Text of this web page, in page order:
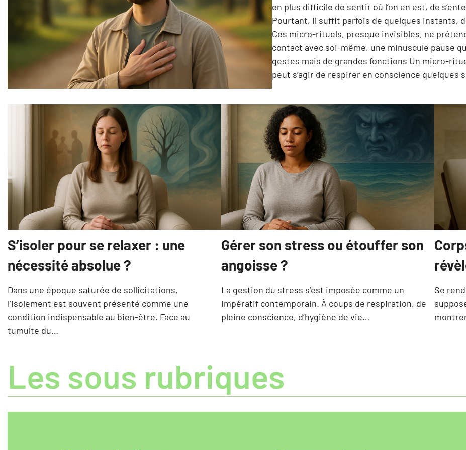
en plus difficile de sentir où l’on en est, de
Pourtant, il suffit parfois de quelques instants,
Ces micro-rituels, presque invisibles, ne
contact avec soi-même, une minuscule pause
gestes mais de grandes fonctions Un micro-
peut s’agir de respirer en conscience
S’isoler pour se relaxer : une
nécessité absolue ?
Dans une époque saturée de sollicitations,
l’isolement est souvent présenté comme une
condition indispensable au bien-être. Face au
tumulte du…
Gérer son stress ou étouffer son
angoisse ?
La gestion du stress s’est imposée comme un
impératif contemporain. À coups de respiration, de
pleine conscience, d’hygiène de vie…
Se
Les sous rubriques